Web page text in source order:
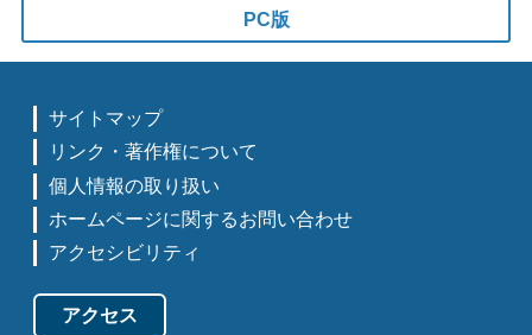
PC版
サイトマップ
リンク・著作権について
個人情報の取り扱い
ホームページに関するお問い合わせ
アクセシビリティ
アクセス